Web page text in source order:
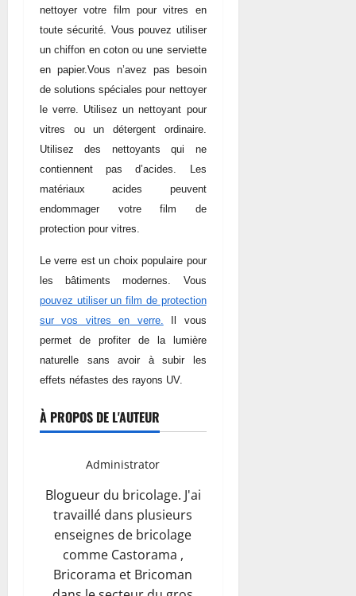
nettoyer votre film pour vitres en
toute sécurité. Vous pouvez utiliser
un chiffon en coton ou une serviette
en papier.Vous n’avez pas besoin
de solutions spéciales pour nettoyer
le verre. Utilisez un nettoyant pour
vitres ou un détergent ordinaire.
Utilisez des nettoyants qui ne
contiennent pas d’acides. Les
matériaux acides peuvent
endommager votre film de
protection pour vitres.
Le verre est un choix populaire pour
les bâtiments modernes. Vous
pouvez utiliser un film de protection
sur vos vitres en verre. Il vous
permet de profiter de la lumière
naturelle sans avoir à subir les
effets néfastes des rayons UV.
À PROPOS DE L'AUTEUR
Administrator
Blogueur du bricolage. J'ai
travaillé dans plusieurs
enseignes de bricolage
comme Castorama ,
Bricorama et Bricoman